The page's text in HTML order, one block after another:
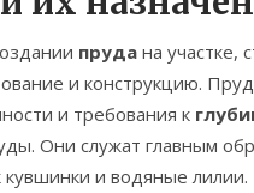
пруда на участке,
и конструкцию.
и требования к
Они служат главным
и водяные